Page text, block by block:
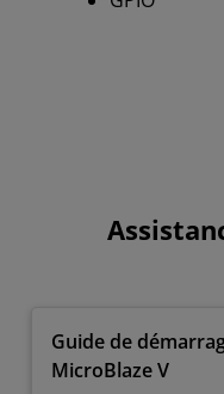
Guide de
MicroBlaze V